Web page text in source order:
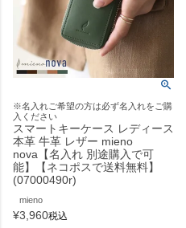
※名入れご希望の方は必ず名入れをご購
入ください
スマートキーケース レディース
本革 牛革 レザー mieno
nova【名入れ 別途購入で可
能】【ネコポスで送料無料】
(07000490r)
mieno
¥3,960税込